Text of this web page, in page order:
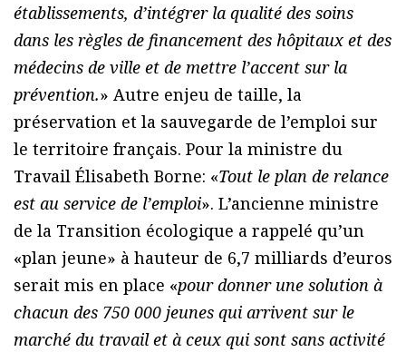
établissements, d’intégrer la qualité des soins
dans les règles de financement des hôpitaux et des
médecins de ville et de mettre l’accent sur la
prévention.» Autre enjeu de taille, la
préservation et la sauvegarde de l’emploi sur
le territoire français. Pour la ministre du
Travail Élisabeth Borne: «Tout le plan de relance
est au service de l’emploi». L’ancienne ministre
de la Transition écologique a rappelé qu’un
«plan jeune» à hauteur de 6,7 milliards d’euros
serait mis en place «pour donner une solution à
chacun des 750 000 jeunes qui arrivent sur le
marché du travail et à ceux qui sont sans activité